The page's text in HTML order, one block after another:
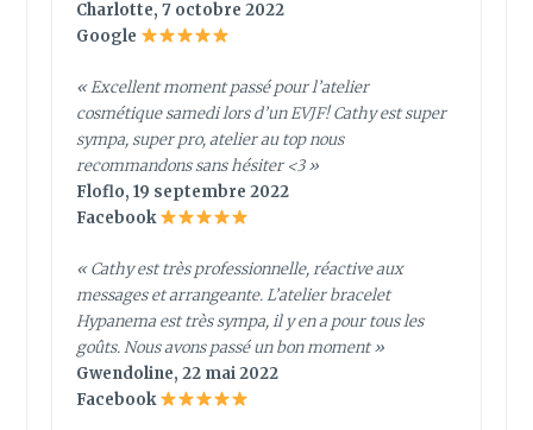
Charlotte, 7 octobre 2022
Google
« Excellent moment passé pour l’atelier
cosmétique samedi lors d’un EVJF! Cathy est super
sympa, super pro, atelier au top nous
recommandons sans hésiter <3 »
Floflo, 19 septembre 2022
Facebook
« Cathy est très professionnelle, réactive aux
messages et arrangeante. L’atelier bracelet
Hypanema est très sympa, il y en a pour tous les
goûts. Nous avons passé un bon moment »
Gwendoline, 22 mai 2022
Facebook